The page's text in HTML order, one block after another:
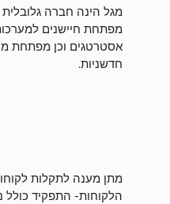
מפתחת חיישנים
אסטרטגים וכן מפתחת
חדשניות.
מתן מענה לתקלות
הלקוחות- התפקיד